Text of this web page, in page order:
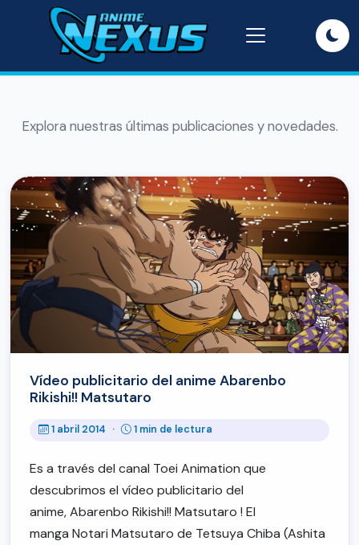
Explora nuestras últimas publicaciones y novedades.
Vídeo publicitario del anime Abarenbo
Rikishi!! Matsutaro
1 abril 2014 · 1 min de lectura
Es a través del canal Toei Animation que
descubrimos el vídeo publicitario del
anime, Abarenbo Rikishi!! Matsutaro ! El
manga Notari Matsutaro de Tetsuya Chiba (Ashita